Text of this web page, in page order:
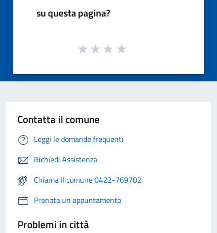
su questa pagina?
Contatta il comune
Leggi le domande frequenti
Richiedi Assistenza
Chiama il comune 0422-769702
Prenota un appuntamento
Problemi in città